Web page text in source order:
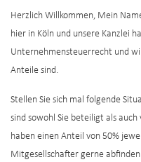
Herzlich Willkommen, Mein
hier in Köln und unsere Kanzlei
Unternehmensteuerrecht und
Anteile sind.
Stellen Sie sich mal folgende
sind sowohl Sie beteiligt als
haben einen Anteil von 50%
Mitgesellschafter gerne